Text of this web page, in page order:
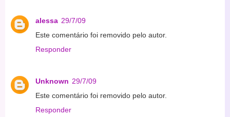
alessa 29/7/09
Este comentário foi removido pelo autor.
Responder
Unknown 29/7/09
Este comentário foi removido pelo autor.
Responder